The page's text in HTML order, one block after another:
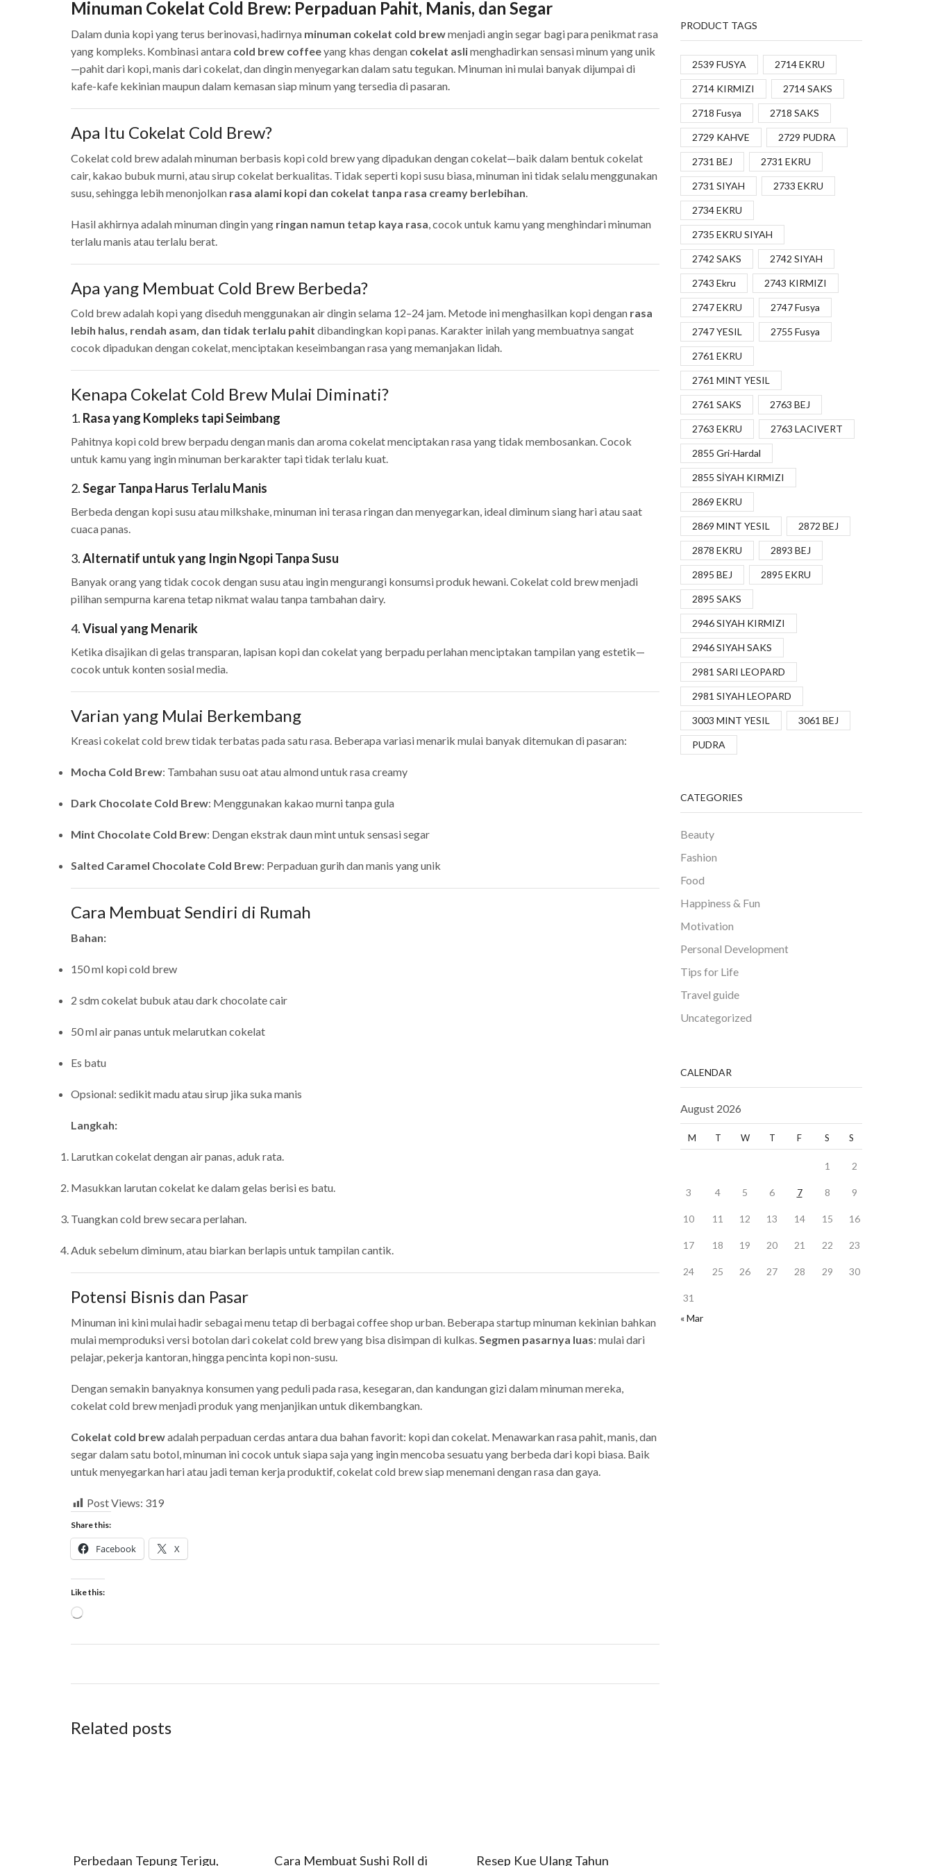
Minuman Cokelat Cold Brew: Perpaduan Pahit, Manis, dan Segar
Dalam dunia kopi yang terus berinovasi, hadirnya minuman cokelat cold brewmenjadi angin segar bagi para penikmat rasa
yang kompleks. Kombinasi antara cold brew coffeeyang khas dengan cokelat aslimenghadirkan sensasi minum yang unik
—pahit dari kopi, manis dari cokelat, dan dingin menyegarkan dalam satu tegukan. Minuman ini mulai banyak dijumpai di
kafe-kafe kekinian maupun dalam kemasan siap minum yang tersedia di pasaran.
Apa Itu Cokelat Cold Brew?
Cokelat cold brew adalah minuman berbasis kopi cold brew yang dipadukan dengan cokelat—baik dalam bentuk cokelat
cair, kakao bubuk murni, atau sirup cokelat berkualitas. Tidak seperti kopi susu biasa, minuman ini tidak selalu menggunakan
susu, sehingga lebih menonjolkan rasa alami kopi dan cokelat tanpa rasa creamy berlebihan
Hasil akhirnya adalah minuman dingin yang ringan namun tetap kaya rasa , cocok untuk kamu yang menghindari minuman
terlalu manis atau terlalu berat.
Apa yang Membuat Cold Brew Berbeda?
Cold brew adalah kopi yang diseduh menggunakan air dingin selama 12–24 jam. Metode ini menghasilkan kopi dengan rasa
lebih halus, rendah asam, dan tidak terlalu pahit dibandingkan kopi panas. Karakter inilah yang membuatnya sangat
cocok dipadukan dengan cokelat, menciptakan keseimbangan rasa yang memanjakan lidah.
Kenapa Cokelat Cold Brew Mulai Diminati?
1. Rasa yang Kompleks tapi Seimbang
Pahitnya kopi cold brew berpadu dengan manis dan aroma cokelat menciptakan rasa yang tidak membosankan. Cocok
untuk kamu yang ingin minuman berkarakter tapi tidak terlalu kuat.
2.Segar Tanpa Harus Terlalu Manis
Berbeda dengan kopi susu atau milkshake, minuman ini terasa ringan dan menyegarkan, ideal diminum siang hari atau saat
cuaca panas.
3.Alternatif untuk yang Ingin Ngopi Tanpa Susu
Banyak orang yang tidak cocok dengan susu atau ingin mengurangi konsumsi produk hewani. Cokelat cold brew menjadi
pilihan sempurna karena tetap nikmat walau tanpa tambahan dairy.
4.Visual yang Menarik
Ketika disajikan di gelas transparan, lapisan kopi dan cokelat yang berpadu perlahan menciptakan tampilan yang estetik—
cocok untuk konten sosial media.
Varian yang Mulai Berkembang
Kreasi cokelat cold brew tidak terbatas pada satu rasa. Beberapa variasi menarik mulai banyak ditemukan di pasaran:
Mocha Cold Brew: Tambahan susu oat atau almond untuk rasa creamy
Dark Chocolate Cold Brew: Menggunakan kakao murni tanpa gula
Mint Chocolate Cold Brew: Dengan ekstrak daun mint untuk sensasi segar
Salted Caramel Chocolate Cold Brew: Perpaduan gurih dan manis yang unik
Cara Membuat Sendiri di Rumah
Bahan:
150 ml kopi cold brew
2 sdm cokelat bubuk atau dark chocolate cair
50 ml air panas untuk melarutkan cokelat
Es batu
Opsional: sedikit madu atau sirup jika suka manis
Langkah:
Larutkan cokelat dengan air panas, aduk rata.
Masukkan larutan cokelat ke dalam gelas berisi es batu.
Tuangkan cold brew secara perlahan.
Aduk sebelum diminum, atau biarkan berlapis untuk tampilan cantik.
Potensi Bisnis dan Pasar
Minuman ini kini mulai hadir sebagai menu tetap di berbagai coffee shop urban. Beberapa startup minuman kekinian bahkan
mulai memproduksi versi botolan dari cokelat cold brew yang bisa disimpan di kulkas.Segmen pasarnya luas: mulai dari
pelajar, pekerja kantoran, hingga pencinta kopi non-susu.
Dengan semakin banyaknya konsumen yang peduli pada rasa, kesegaran, dan kandungan gizi dalam minuman mereka,
cokelat cold brew menjadi produk yang menjanjikan untuk dikembangkan.
Cokelat cold brewadalah perpaduan cerdas antara dua bahan favorit: kopi dan cokelat. Menawarkan rasa pahit, manis, dan
segar dalam satu botol, minuman ini cocok untuk siapa saja yang ingin mencoba sesuatu yang berbeda dari kopi biasa. Baik
untuk menyegarkan hari atau jadi teman kerja produktif, cokelat cold brew siap menemani dengan rasa dan gaya.
Post Views: 319
Share this:
Facebook X
Like this:
Related posts
Perbedaan Tepung Terigu,
Cara Membuat Sushi Roll di
Resep Kue Ulang Tahun
PRODUCT TAGS
2539 FUSYA 2714 EKRU
2714 KIRMIZI 2714 SAKS
2718 Fusya 2718 SAKS
2729 KAHVE 2729 PUDRA
2731 BEJ 2731 EKRU
2731 SIYAH 2733 EKRU
2734 EKRU
2735 EKRU SIYAH
2742 SAKS 2742 SIYAH
2743 Ekru 2743 KIRMIZI
2747 EKRU 2747 Fusya
2747 YESIL 2755 Fusya
2761 EKRU
2761 MINT YESIL
2761 SAKS 2763 BEJ
2763 EKRU 2763 LACIVERT
2855 Gri-Hardal
2855 SİYAH KIRMIZI
2869 EKRU
2869 MINT YESIL 2872 BEJ
2878 EKRU 2893 BEJ
2895 BEJ 2895 EKRU
2895 SAKS
2946 SIYAH KIRMIZI
2946 SIYAH SAKS
2981 SARI LEOPARD
2981 SIYAH LEOPARD
3003 MINT YESIL 3061 BEJ
PUDRA
CATEGORIES
Beauty
Fashion
Food
Happiness & Fun
Motivation
Personal Development
Tips for Life
Travel guide
Uncategorized
CALENDAR
August 2026
M T W T F S S
1 2
3 4 5 6 7 8 9
10 11 12 13 14 15 16
17 18 19 20 21 22 23
24 25 26 27 28 29 30
31
« Mar